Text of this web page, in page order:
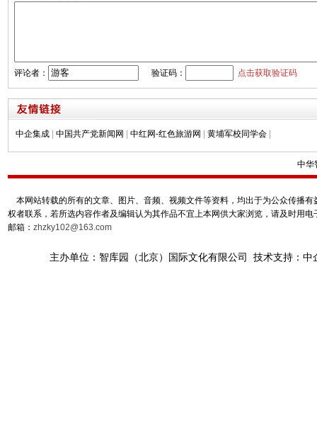
评论者： 验证码： 点击获取验证码
中企集成 中国共产党新闻网 中红网-红色旅游网 黄埔军校同学会
中华
本网站转载的所有的文章、图片、音频、视频文件等资料，均出于为公众传播
权者联系，若所选内容作者及编辑认为其作品不宜上本网供大家浏览，请及时用
邮箱： zhzky102@163.com
主办单位：智库园（北京）国际文化有限公司 技术支持：